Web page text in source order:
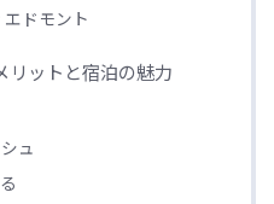
ドモント
リットと宿泊の魅力
ュ